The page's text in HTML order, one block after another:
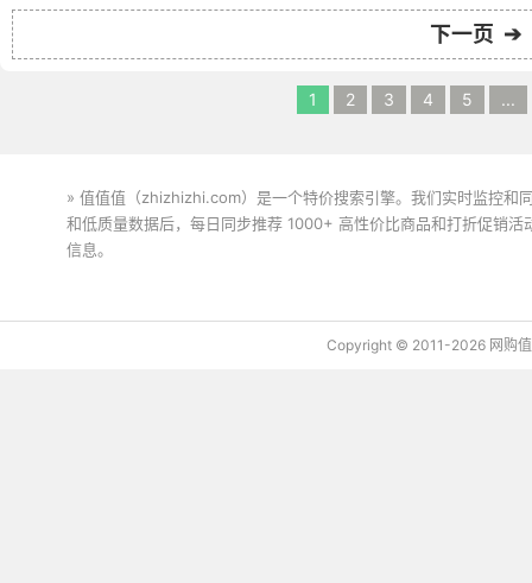
下一页 ➔
1 2 3 4 5 ...
» 值值值（zhizhizhi.com）是一个特价搜索引擎。我们实时监控和
和低质量数据后，每日同步推荐 1000+ 高性价比商品和打折促销
信息。
Copyright © 2011-2026 网购